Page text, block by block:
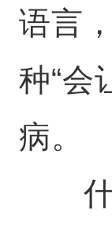
语言
种“会
病。
什